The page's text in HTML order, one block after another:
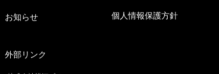
お知らせ 個人情報保護方針
外部リンク